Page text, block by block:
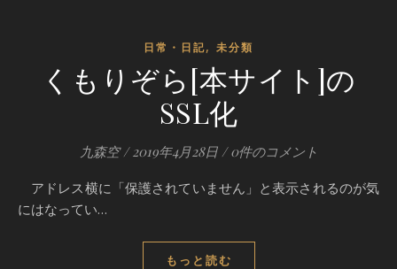
日常・日記, 未分類
くもりぞら[本サイト]の
SSL化
九森空 / 2019年4月28日 / 0件のコメント
アドレス横に「保護されていません」と表示されるのが気
にはなってい…
もっと読む